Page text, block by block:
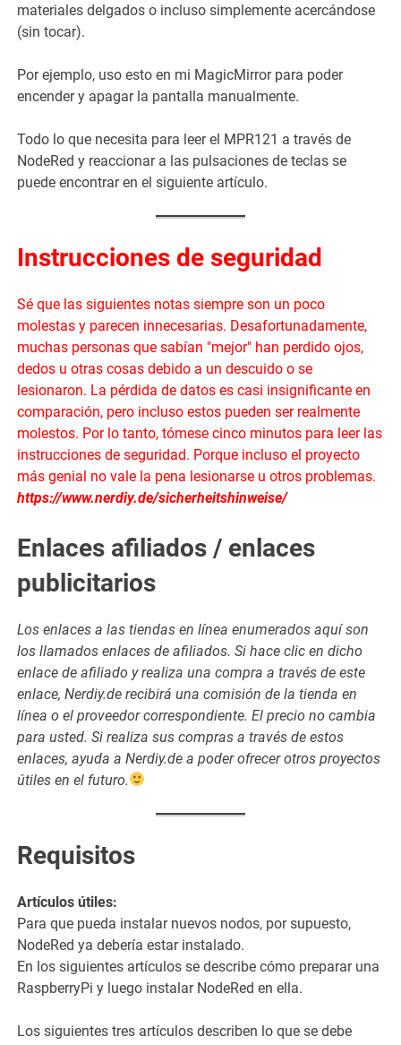
materiales delgados o incluso simplemente acercándose
(sin tocar).
Por ejemplo, uso esto en mi MagicMirror para poder
encender y apagar la pantalla manualmente.
Todo lo que necesita para leer el MPR121 a través de
NodeRed y reaccionar a las pulsaciones de teclas se
puede encontrar en el siguiente artículo.
Instrucciones de seguridad
Sé que las siguientes notas siempre son un poco
molestas y parecen innecesarias. Desafortunadamente,
muchas personas que sabían "mejor" han perdido ojos,
dedos u otras cosas debido a un descuido o se
lesionaron. La pérdida de datos es casi insignificante en
comparación, pero incluso estos pueden ser realmente
molestos. Por lo tanto, tómese cinco minutos para leer las
instrucciones de seguridad. Porque incluso el proyecto
más genial no vale la pena lesionarse u otros problemas.
https://www.nerdiy.de/sicherheitshinweise/
Enlaces afiliados / enlaces
publicitarios
Los enlaces a las tiendas en línea enumerados aquí son
los llamados enlaces de afiliados. Si hace clic en dicho
enlace de afiliado y realiza una compra a través de este
enlace, Nerdiy.de recibirá una comisión de la tienda en
línea o el proveedor correspondiente. El precio no cambia
para usted. Si realiza sus compras a través de estos
enlaces, ayuda a Nerdiy.de a poder ofrecer otros proyectos
útiles en el futuro.
Requisitos
Artículos útiles:
Para que pueda instalar nuevos nodos, por supuesto,
NodeRed ya debería estar instalado.
En los siguientes artículos se describe cómo preparar una
RaspberryPi y luego instalar NodeRed en ella.
Los siguientes tres artículos describen lo que se debe